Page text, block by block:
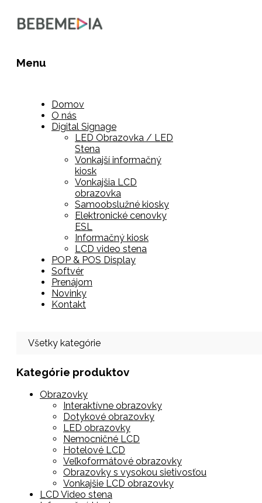
Menu
Domov
O nás
Digital Signage
LED Obrazovka / LED
Stena
Vonkajší informačný
kiosk
Vonkajšia LCD
obrazovka
Samoobslužné kiosky
Elektronické cenovky
ESL
Informačný kiosk
LCD video stena
POP & POS Display
Softvér
Prenájom
Novinky
Kontakt
Všetky kategórie
Kategórie produktov
Obrazovky
Interaktívne obrazovky
Dotykové obrazovky
LED obrazovky
Nemocničné LCD
Hotelové LCD
Veľkoformátové obrazovky
Obrazovky s vysokou sietivosťou
Vonkajšie LCD obrazovky
LCD Video stena